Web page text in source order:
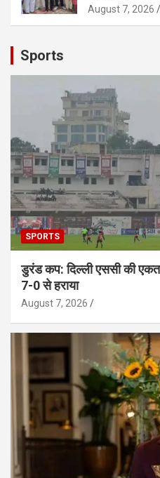
August 7, 2026
Sports
SPORTS
डुरंड कप: दिल्ली एससी की
7-0 से हराया
August 7, 2026